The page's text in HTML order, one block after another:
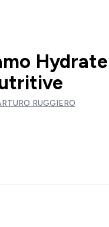
RUGGIERO